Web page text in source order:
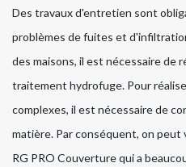
Des travaux d'entretien sont
problèmes de fuites et
des maisons, il est nécessaire de
traitement hydrofuge. Pour
complexes, il est nécessaire de
matière. Par conséquent, on
RG PRO Couverture qui a